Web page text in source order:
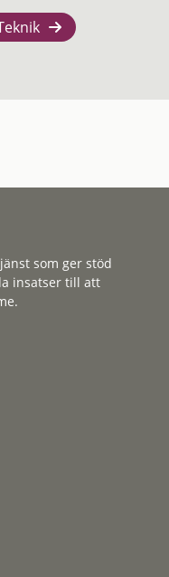
som ger stöd
insatser till att